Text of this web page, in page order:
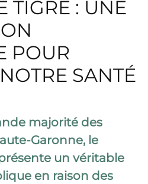
TIGRE : UNE
POUR
SANTÉ
majorité des
Garonne, le
un véritable
en raison des